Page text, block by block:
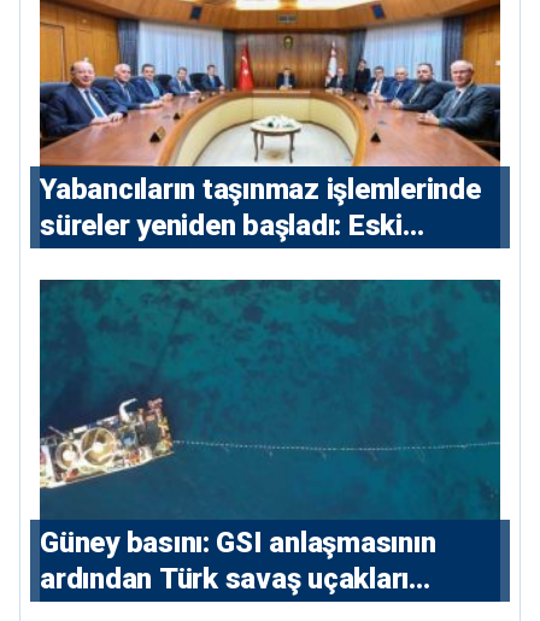
Yabancıların taşınmaz işlemlerinde
süreler yeniden başladı: Eski
konutlara 36 ay
Güney basını: ⁠GSI anlaşmasının
ardından Türk savaş uçakları